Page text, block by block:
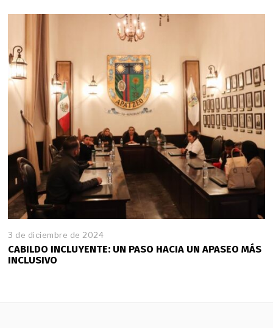
3 de diciembre de 2024
d
CABILDO INCLUYENTE: UN PASO HACIA UN APASEO MÁS
INCLUSIVO